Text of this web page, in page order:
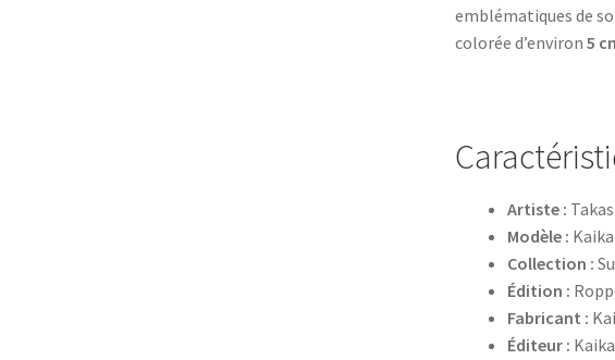
emblématiques de
colorée d’environ 5
Artiste :
Modèle :
Collection :
Édition :
Fabricant :
Éditeur :